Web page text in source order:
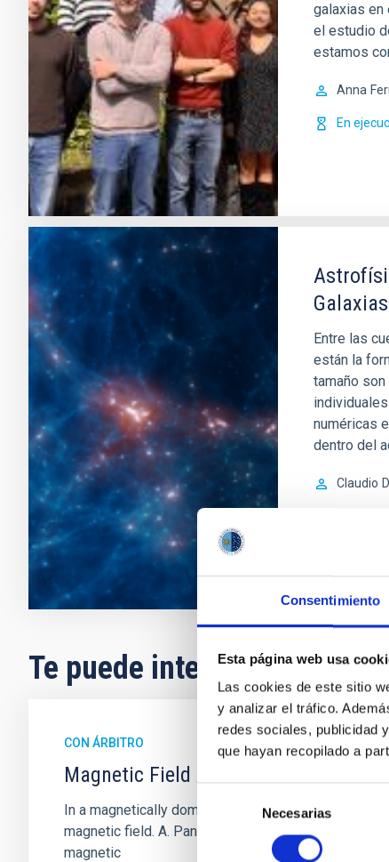
Consentimiento
Esta página web usa
Las cookies de este sitio
y analizar el tráfico.
redes sociales, publicidad
que hayan recopilado a
de
consentimiento
Necesarias
galaxias en
el estudio
estamos
Anna
En
Galaxias
Entre las
están la
tamaño
numéricas
dentro del
Claudio
Te puede interesar
CON ÁRBITRO
Magnetic Field Alignment with Dense
In a magnetically dominated model of star
magnetic field. A. Pandhi et al. showed instead,
magnetic